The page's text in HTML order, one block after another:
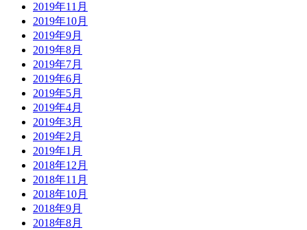
2019年11月
2019年10月
2019年9月
2019年8月
2019年7月
2019年6月
2019年5月
2019年4月
2019年3月
2019年2月
2019年1月
2018年12月
2018年11月
2018年10月
2018年9月
2018年8月